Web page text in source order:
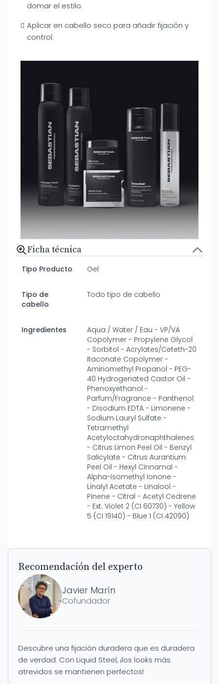
domar el estilo.
Aplicar en cabello seco para añadir fijación y
control.
Ficha técnica
Tipo Producto Gel
Tipo de
cabello
Todo tipo de cabello
Ingredientes
Aqua / Water / Eau - VP/VA
Copolymer - Propylene Glycol
- Sorbitol - Acrylates/Ceteth-20
Itaconate Copolymer -
Aminomethyl Propanol - PEG-
40 Hydrogenated Castor Oil -
Phenoxyethanol -
Parfum/Fragrance - Panthenol
- Disodium EDTA - Limonene -
Sodium Lauryl Sulfate -
Tetramethyl
Acetyloctahydronaphthalenes
- Citrus Limon Peel Oil - Benzyl
Salicylate - Citrus Aurantium
Peel Oil - Hexyl Cinnamal -
Alpha-Isomethyl Ionone -
Linalyl Acetate - Linalool -
Pinene - Citral - Acetyl Cedrene
- Ext. Violet 2 (CI 60730) - Yellow
5 (CI 19140) - Blue 1 (CI 42090)
Recomendación del experto
Javier Marín
Cofundador
Descubre una fijación duradera que es duradera
de verdad. Con Liquid Steel, ¡los looks más
atrevidos se mantienen perfectos!